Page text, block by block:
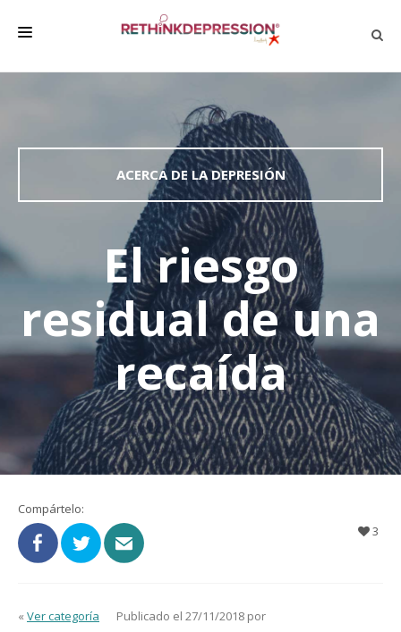
ACERCA DE LA DEPRESIÓN
HABLAR CON LOS DEMÁS
FAMILIA Y AMIGOS
DEPRESSÃO SEM RODEIOS
ACERCA DE LA DEPRESIÓN
El riesgo
residual de una
recaída
Compártelo:
3
« Ver categoría
Publicado el 27/11/2018 por